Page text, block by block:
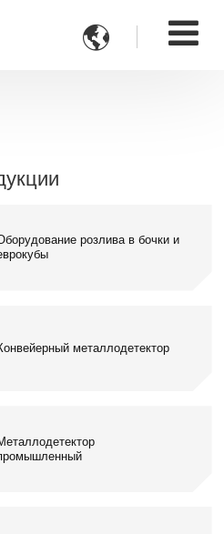

розлива в бочки и
металлодетектор